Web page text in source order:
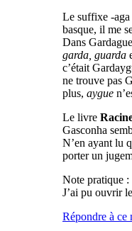
Le suffixe -aga
basque, il me
Dans
garda, guarda
c’était
ne trouve pas
plus, aygue
Le livre
Gasconha
N’en ayant lu
porter un
Note pratique :
J’ai pu ouvrir
Répondre à ce